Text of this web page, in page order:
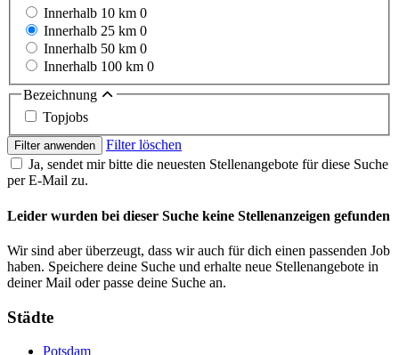
Innerhalb 10 km 0
Innerhalb 25 km 0
Innerhalb 50 km 0
Innerhalb 100 km 0
Bezeichnung
Topjobs
Filter anwenden
Filter löschen
Ja, sendet mir bitte die neuesten Stellenangebote für diese Suche
per E-Mail zu.
Leider wurden bei dieser Suche keine Stellenanzeigen gefunden
Wir sind aber überzeugt, dass wir auch für dich einen passenden Job
haben. Speichere deine Suche und erhalte neue Stellenangebote in
deiner Mail oder passe deine Suche an.
Städte
Potsdam